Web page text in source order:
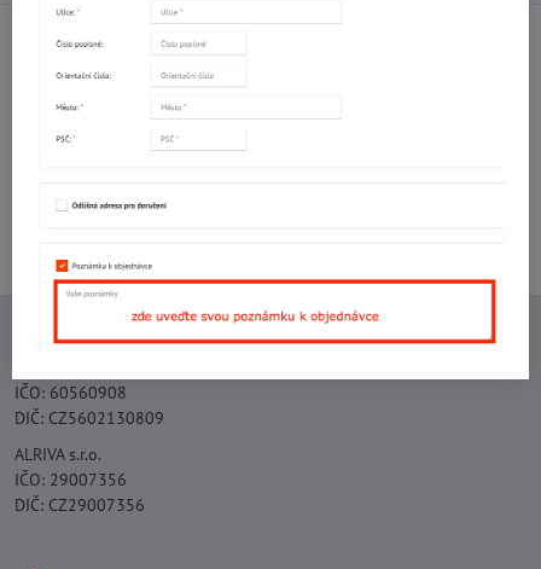
FacebookTwitterBlueskyPinterest
Potřebujete poradit s objednávkou?
Ing. Vojtěch Lečbych - IVL
IČO: 60560908
DIČ: CZ5602130809
ALRIVA s.r.o.
IČO: 29007356
DIČ: CZ29007356